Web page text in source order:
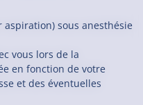
sous anesthésie
vous lors de la
en fonction de votre
et des éventuelles